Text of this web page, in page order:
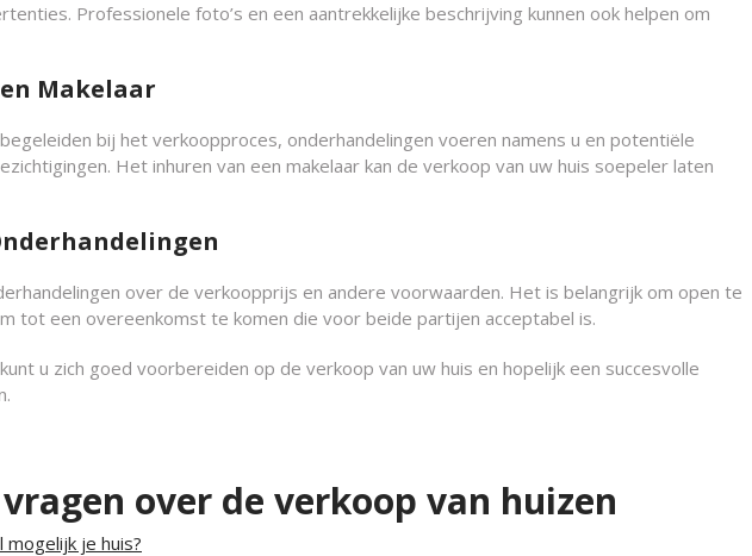
Professionele foto’s en een aantrekkelijke beschrijving kunnen ook helpen om
Makelaar
bij het verkoopproces, onderhandelingen voeren namens u en potentiële
Het inhuren van een makelaar kan de verkoop van uw huis soepeler laten
over de verkoopprijs en andere voorwaarden. Het is belangrijk om open te
tot een overeenkomst te komen die voor beide partijen acceptabel is.
u zich goed voorbereiden op de verkoop van uw huis en hopelijk een succesvolle
over de verkoop van huizen
je huis?